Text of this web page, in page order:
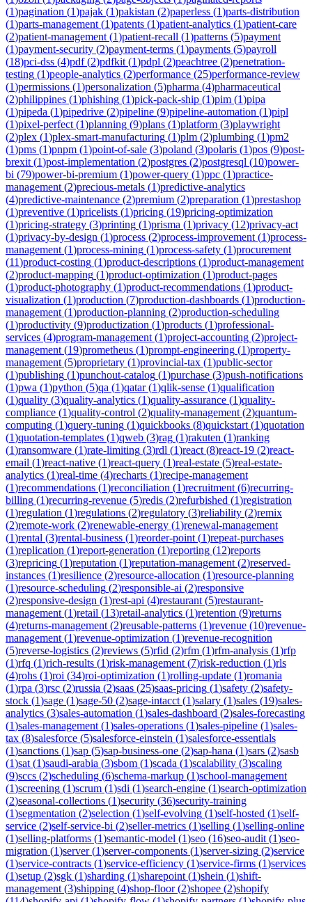
(1)pagination (1)pajak (1)pakistan (2)paperless (1)parts-distribution
(1)parts-management (1)patents (1)patient-analytics (1)patient-care
(2)patient-management (1)patient-recall (1)patterns (5)payment
(1)payment-security (2)payment-terms (1)payments (5)payroll
(18)pci-dss (4)pdf(2)pdfkit (1)pdpl (2)peachtree (2)penetration-
testing (1)people-analytics (2)performance (25)performance-review
(1)permissions (1)personalization (5)pharma (4)pharmaceutical
(2)philippines (1)phishing (1)pick-pack-ship (1)pim (1)pipa
(1)pipeda (1)pipedrive (2)pipeline (9)pipeline-automation (1)pipl
(1)pixel-perfect (1)planning (9)plans (1)platform (3)playwright
(2)plex (1)plex-smart-manufacturing (1)plm (2)plumbing (1)pm2
(1)pms (1)pnpm (1)point-of-sale (3)poland (3)polaris (1)pos (9)post-
brexit (1)post-implementation (2)postgres (2)postgresql (10)power-
bi (79)power-bi-premium (1)power-query (1)ppc (1)practice-
management (2)precious-metals (1)predictive-analytics
(4)predictive-maintenance (2)premium (2)preparation (1)prestashop
(1)preventive (1)pricelists (1)pricing (19)pricing-optimization
(1)pricing-strategy (3)printing (1)prisma (1)privacy (12)privacy-act
(1)privacy-by-design (1)process (2)process-improvement (1)process-
management (1)process-mining (1)process-safety (1)procurement
(11)product-costing (1)product-descriptions (1)product-management
(2)product-mapping (1)product-optimization (1)product-pages
(1)product-photography (1)product-recommendations (1)product-
visualization (1)production (7)production-dashboards (1)production-
management (1)production-planning (2)production-scheduling
(1)productivity (9)productization (1)products (1)professional-
services (4)program-management (1)project-accounting (2)project-
management (19)prometheus (1)prompt-engineering (1)property-
management (5)proprietary (1)provincial-tax (1)public-sector
(1)publishing (1)punchout-catalog (1)purchase (3)push-notifications
(1)pwa (1)python (5)qa (1)qatar(1)qlik-sense (1)qualification
(1)quality (3)quality-analytics (1)quality-assurance (1)quality-
compliance (1)quality-control (2)quality-management (2)quantum-
computing (1)query-tuning (1)quickbooks (8)quickstart (1)quotation
(1)quotation-templates (1)qweb (3)rag (1)rakuten (1)ranking
(1)ransomware (1)rate-limiting (3)rdl (1)react (8)react-19 (2)react-
email (1)react-native (1)react-query (1)real-estate (5)real-estate-
analytics (1)real-time (4)recharts (1)recipe-management
(1)recommendations (1)reconciliation (1)recruitment (6)recurring-
billing (1)recurring-revenue (5)redis (2)refurbished (1)registration
(1)regulation (1)regulations (2)regulatory (3)reliability (2)remix
(2)remote-work (2)renewable-energy (1)renewal-management
(1)rental (3)rental-business (1)reorder-point (1)repeat-purchases
(1)replication (1)report-generation (1)reporting (12)reports
(3)repricing (1)reputation (1)reputation-management (2)reserved-
instances (1)resilience (2)resource-allocation (1)resource-planning
(1)resource-scheduling (2)responsible-ai (2)responsive
(2)responsive-design (1)rest-api (4)restaurant (5)restaurant-
management (1)retail (13)retail-analytics (1)retention (9)returns
(4)returns-management (2)reusable-patterns (1)revenue (10)revenue-
management (1)revenue-optimization (1)revenue-recognition
(5)reverse-logistics (2)reviews (5)rfid (2)rfm (1)rfm-analysis (1)rfp
(1)rfq (1)rich-results (1)risk-management (7)risk-reduction (1)rls
(4)rohs (1)roi (34)roi-optimization (1)rolling-update (1)romania
(1)rpa (3)rsc (2)russia (2)saas (25)saas-pricing (1)safety (2)safety-
stock (1)sage (1)sage-50 (2)sage-intacct (1)salary (1)sales (19)sales-
analytics (3)sales-automation (1)sales-dashboard (2)sales-forecasting
(1)sales-management (1)sales-operations (1)sales-pipeline (1)sales-
tax (8)salesforce (5)salesforce-einstein (1)salesforce-essentials
(1)sanctions (1)sap (5)sap-business-one (2)sap-hana (1)sars (2)sasb
(1)sat (1)saudi-arabia (3)sbom (1)scada (1)scalability (3)scaling
(9)sccs (2)scheduling (6)schema-markup (1)school-management
(1)screening (1)scrum (1)sdi (1)search-engine (1)search-optimization
(2)seasonal-collections (1)security (36)security-training
(1)segmentation (2)selection (1)self-evolving (1)self-hosted (1)self-
service (2)self-service-bi (2)seller-metrics (1)selling (1)selling-online
(1)selling-platforms (1)semantic-model (1)seo (16)seo-audit (1)seo-
migration (1)server(1)server-components (1)server-sizing (2)service
(1)service-contracts (1)service-efficiency (1)service-firms (1)services
(1)setup (2)sgk (1)sharding (1)sharepoint (1)shein (1)shift-
management (3)shipping (4)shop-floor(2)shopee (2)shopify